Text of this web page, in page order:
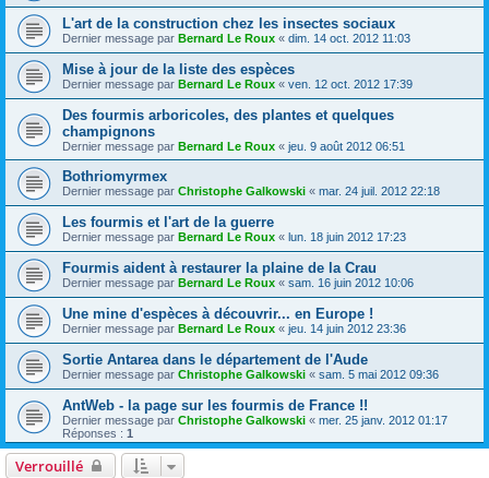
L'art de la construction chez les insectes sociaux
Dernier message par Bernard Le Roux « dim. 14 oct. 2012 11:03
Mise à jour de la liste des espèces
Dernier message par Bernard Le Roux « ven. 12 oct. 2012 17:39
Des fourmis arboricoles, des plantes et quelques
champignons
Dernier message par Bernard Le Roux « jeu. 9 août 2012 06:51
Bothriomyrmex
Dernier message par Christophe Galkowski « mar. 24 juil. 2012 22:18
Les fourmis et l'art de la guerre
Dernier message par Bernard Le Roux « lun. 18 juin 2012 17:23
Fourmis aident à restaurer la plaine de la Crau
Dernier message par Bernard Le Roux « sam. 16 juin 2012 10:06
Une mine d'espèces à découvrir... en Europe !
Dernier message par Bernard Le Roux « jeu. 14 juin 2012 23:36
Sortie Antarea dans le département de l'Aude
Dernier message par Christophe Galkowski « sam. 5 mai 2012 09:36
AntWeb - la page sur les fourmis de France !!
Dernier message par Christophe Galkowski « mer. 25 janv. 2012 01:17
Réponses : 1
Verrouillé